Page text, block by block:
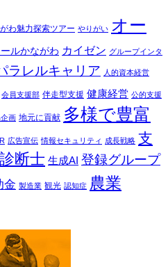
わ魅力探索ツアー やりがい オー
ルかながわ カイゼン グループインタ
ラレルキャリア 人的資本経営
会員支援部 伴走型支援 健康経営 公的支援
画 地元に貢献 多様で豊富
広告宣伝 情報セキュリティ 成長戦略 支
断士 生成AI 登録グループ
金 製造業 観光 認知症 農業